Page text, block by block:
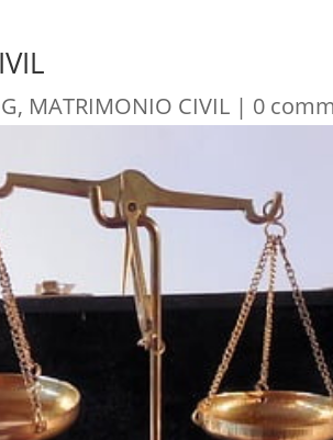
, MATRIMONIO CIVIL | 0